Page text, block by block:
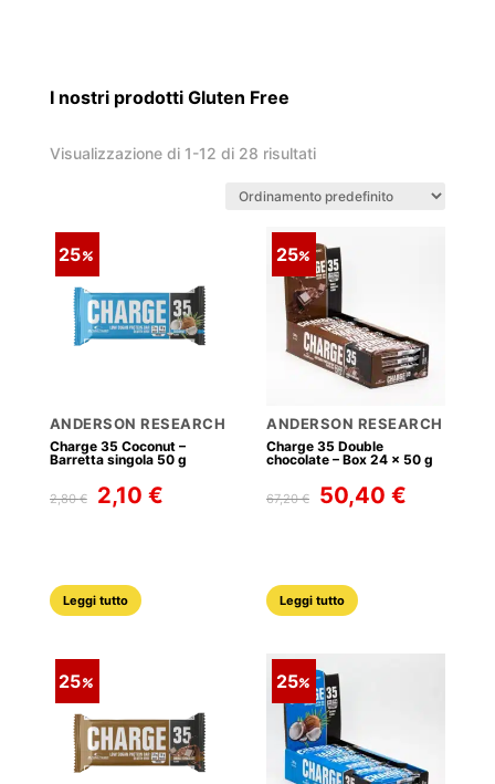
I nostri prodotti Gluten Free
Visualizzazione di 1-12 di 28 risultati
25
ANDERSON RESEARCH
Charge 35 Coconut –
Barretta singola 50 g
2,80€
Il
prezzo
2,80 €.
2,10 €Il
Leggi tutto
25
ANDERSON RESEARCH
Charge 35 Double
chocolate – Box 24 x 50 g
67,20€
Il
prezzo
67,20 €.
50,40€
Leggi tutto
25 25